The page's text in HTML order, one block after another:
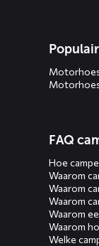
FAQ
Hoe
Waarom
Waarom
Waarom
Waarom
Waarom
Welke